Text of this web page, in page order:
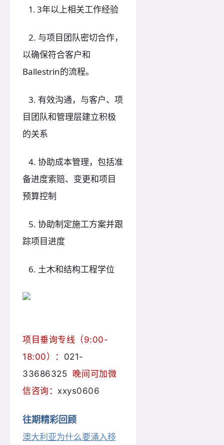
1. 3年以上相关工作经验
2. 与项目团队密切合作，
以确保符合客户和
Ballestrin的流程。
3. 有效沟通，与客户、项
目团队和管理层建立积极
的关系
4. 协助成本管理，包括准
备进度索赔、变更和项目
预算控制
5. 协助制定施工方案并跟
踪项目进度
6. 土木和结构工程学位
项目垂询专线（9:00-
18:00）： 021-
33686325 晚间可加微
信咨询： xxys0606
往期精彩回顾
澳大利亚为什么要涌入移